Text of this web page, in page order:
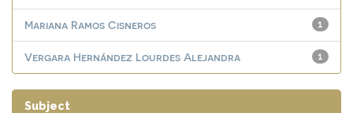
1
Mariana Ramos Cisneros
1
Vergara Hernández Lourdes Alejandra
Subject